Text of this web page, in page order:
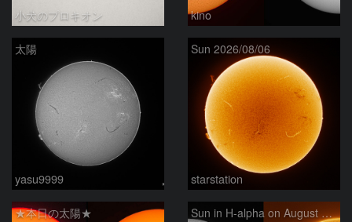
小犬のプロキオン kino
太陽
yasu9999
Sun 2026/08/06
starstation
★本日の太陽★ Sun in H-alpha on August 6, 2026